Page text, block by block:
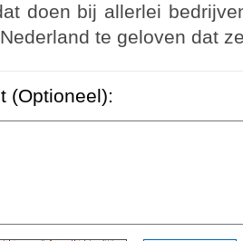
doen bij allerlei
te geloven dat
(Optioneel):